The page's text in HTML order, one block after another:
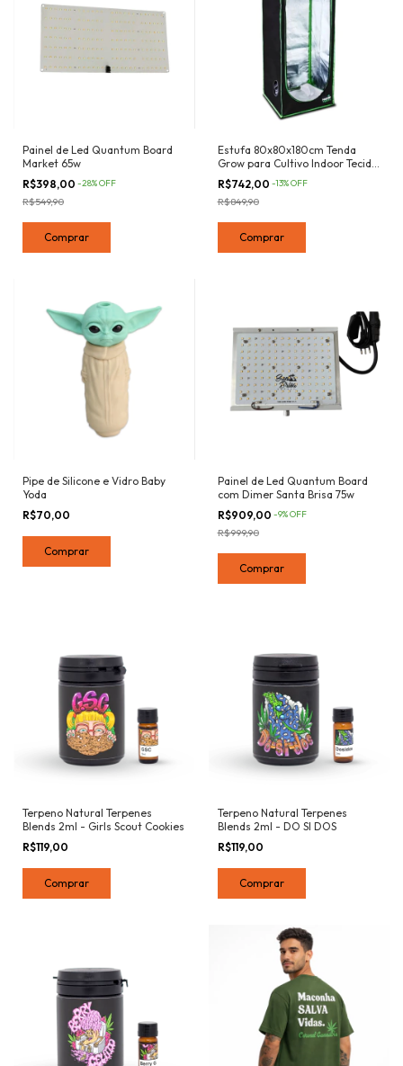
Painel de Led Quantum Board
Market 65w
R$398,00 -28%OFF
R$549,90
Estufa 80x80x180cm Tenda
Grow para Cultivo Indoor Tecido
Mylar Refletivo
R$742,00 -13%OFF
R$849,90
Pipe de Silicone e Vidro Baby
Yoda
R$70,00
Painel de Led Quantum Board
com Dimer Santa Brisa 75w
R$909,00 -9%OFF
R$999,90
Terpeno Natural Terpenes
Blends 2ml - Girls Scout Cookies
R$119,00
Terpeno Natural Terpenes
Blends 2ml - DO SI DOS
R$119,00